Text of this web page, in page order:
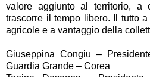
valore aggiunto al territorio,
trascorre il tempo libero. Il tutto
agricole e a vantaggio della
Giuseppina Congiu –
Guardia Grande – Corea